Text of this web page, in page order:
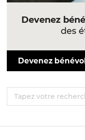
Devenez
des
Devenez